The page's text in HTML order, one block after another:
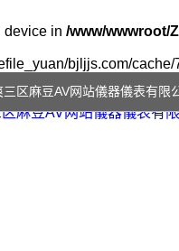
device in /www/wwwroot/
bjljjs.com/
区麻豆AV网站儀器儀表有限